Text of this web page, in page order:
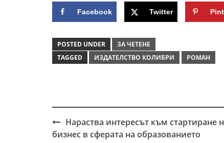
Facebook Twitter
POSTED UNDER
ЗА ЧЕТЕНЕ
TAGGED
ИЗДАТЕЛСТВО КОЛИБРИ РОМАН
Post
Нараства интересът към стартиране
бизнес в сферата на образованието